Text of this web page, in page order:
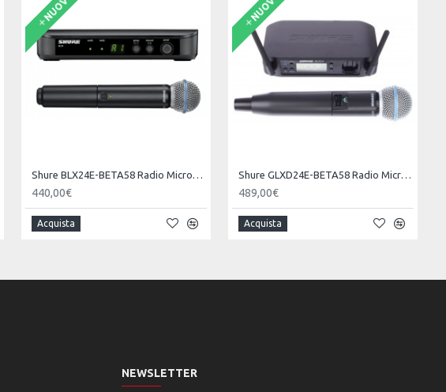
Shure BLX24E-BETA58 Radio Microphone Handheld
440,00€
Acquista
Shure GLXD24E-BETA58 Radio Microphone Handheld
489,00€
Acquista
NEWSLETTER